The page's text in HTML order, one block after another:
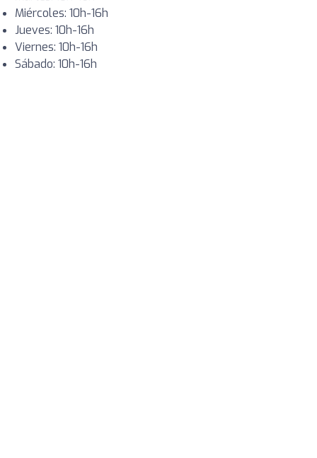
Miércoles: 10h-16h
Jueves: 10h-16h
Viernes: 10h-16h
Sábado: 10h-16h